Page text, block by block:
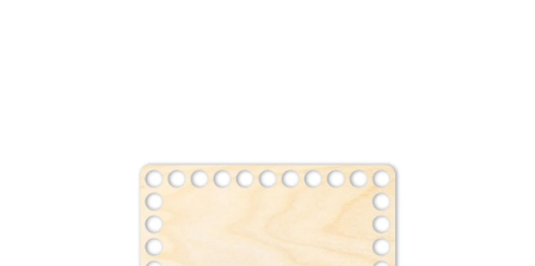
Zahlung & Versand
Rücksendungen und Reklamationen
AGB